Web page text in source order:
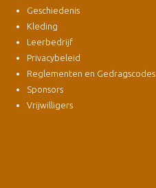
Geschiedenis
Kleding
Leerbedrijf
Privacybeleid
Reglementen en Gedragscodes
Sponsors
Vrijwilligers